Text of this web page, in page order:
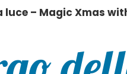
luce – Magic Xmas